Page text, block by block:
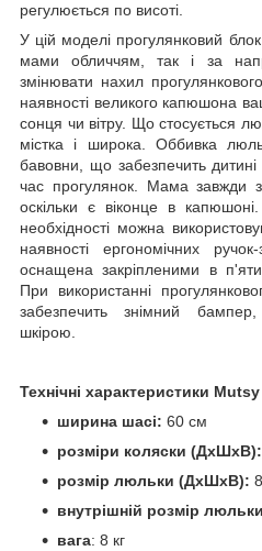
регулюється по висоті.
У цій моделі прогулянковий
мами обличчям, так і за
змінювати нахил
наявності великого капюшона
сонця чи вітру. Що стосується
містка і широка. Оббивка
бавовни, що забезпечить
час прогулянок. Мама завжди
оскільки є віконце в
необхідності можна
наявності ергономічних
оснащена закріпленими в
При використанні
забезпечить знімний
шкірою.
Технічні характеристики
ширина шасі: 60 см
розміри коляски (ДхШхВ):
розмір люльки (ДхШхВ):
внутрішній розмір
вага: 8 кг